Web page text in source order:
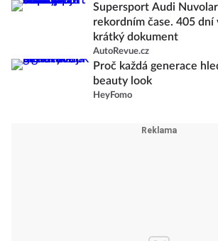
Supersport Audi
rekordním čase. 405 dní
krátký dokument
AutoRevue.cz
Proč každá generace
beauty look
HeyFomo